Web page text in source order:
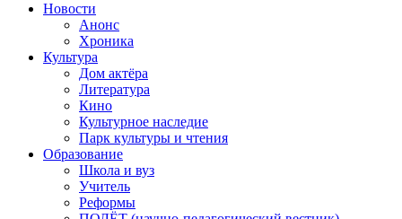
Новости
Анонс
Хроника
Культура
Дом актёра
Литература
Кино
Культурное наследие
Парк культуры и чтения
Образование
Школа и вуз
Учитель
Реформы